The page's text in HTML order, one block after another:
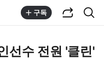
구독
선수 전원 '클린'